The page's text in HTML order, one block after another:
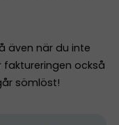
även när du inte
också
sömlöst!